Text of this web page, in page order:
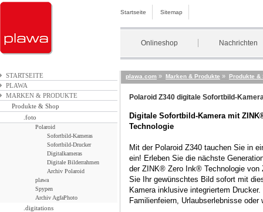
Startseite Sitemap
Onlineshop Nachrichten
STARTSEITE
PLAWA
MARKEN & PRODUKTE
Produkte & Shop
.foto
Polaroid
Sofortbild-Kameras
Sofortbild-Drucker
Digitalkameras
Digitale Bilderrahmen
Archiv Polaroid
plawa
Spypen
Archiv AgfaPhoto
.digitations
plawa.com » Marken & Produkte » Produkte &
Polaroid Z340 digitale Sofortbild-
Digitale Sofortbild-Kamera mit
Technologie
Mit der Polaroid Z340 tauchen Sie in
ein! Erleben Sie die nächste
der ZINK® Zero Ink® Technologie von
Sie Ihr gewünschtes Bild sofort mit
Kamera inklusive integriertem
Familienfeiern, Urlaubserlebnisse